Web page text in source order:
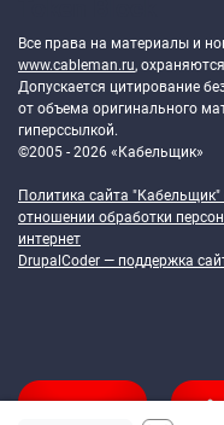
Все права на материалы и
www.cableman.ru,
Допускается цитирование
от объема оригинального
гиперссылкой.
©2005 - 2026 «Кабельщик»
Политика сайта "Кабельщик"
отношении обработки
интернет
DrupalCoder — поддержка